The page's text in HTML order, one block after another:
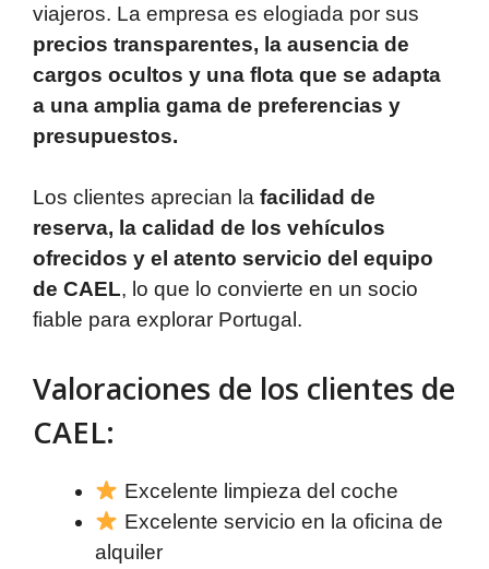
viajeros. La empresa es elogiada por sus
precios transparentes, la ausencia de
cargos ocultos y una flota que se adapta
a una amplia gama de preferencias y
presupuestos.
Los clientes aprecian la facilidad de
reserva, la calidad de los vehículos
ofrecidos y el atento servicio del equipo
de CAEL, lo que lo convierte en un socio
fiable para explorar Portugal.
Valoraciones de los clientes de
CAEL:
Excelente limpieza del coche
Excelente servicio en la oficina de
alquiler